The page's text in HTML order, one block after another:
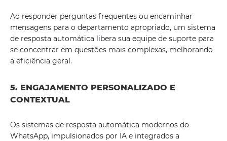
Ao responder perguntas frequentes ou encaminhar
mensagens para o departamento apropriado, um sistema
de resposta automática libera sua equipe de suporte para
se concentrar em questões mais complexas, melhorando
a eficiência geral.
5. ENGAJAMENTO PERSONALIZADO E
CONTEXTUAL
Os sistemas de resposta automática modernos do
WhatsApp, impulsionados por IA e integrados a